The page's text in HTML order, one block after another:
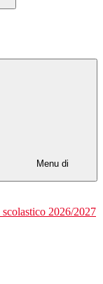
Menu di
2026/2027